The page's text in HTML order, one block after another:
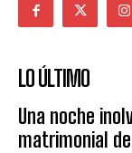
LO ÚLTIMO
Una noche
matrimonial